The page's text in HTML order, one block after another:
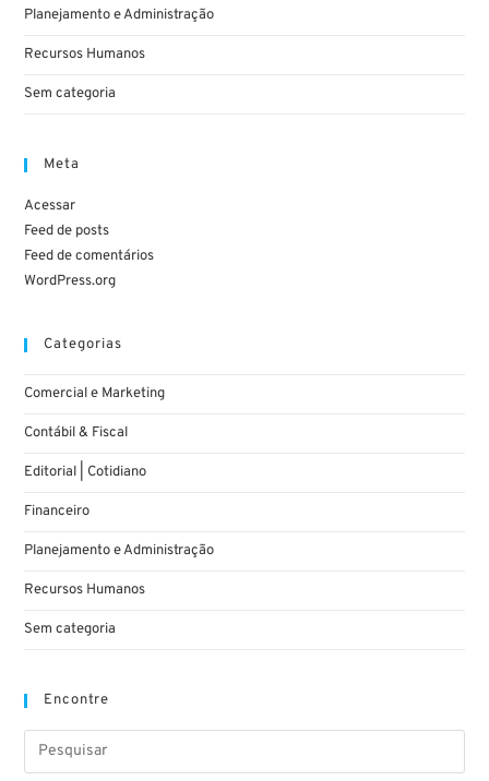
Planejamento e Administração
Recursos Humanos
Sem categoria
Meta
Acessar
Feed de posts
Feed de comentários
WordPress.org
Categorias
Comercial e Marketing
Contábil & Fiscal
Editorial | Cotidiano
Financeiro
Planejamento e Administração
Recursos Humanos
Sem categoria
Encontre